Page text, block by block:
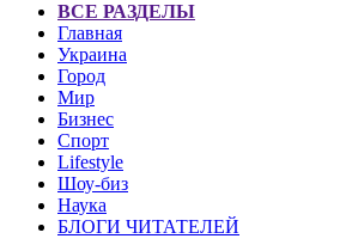
ВСЕ РАЗДЕЛЫ
Главная
Украина
Город
Мир
Бизнес
Спорт
Lifestyle
Шоу-биз
Наука
БЛОГИ ЧИТАТЕЛЕЙ